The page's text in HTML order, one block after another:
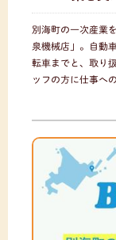
別海町の一次産業
泉機械店」。自動
転車までと、取り
ッフの方に仕事へ